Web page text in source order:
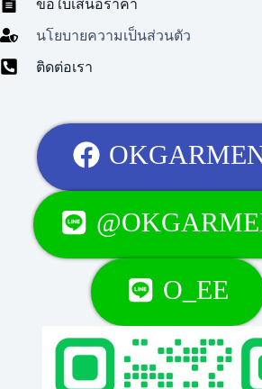
ขอใบเสนอราคา
นโยบายความเป็นส่วนตัว
ติดต่อเรา
O_EE